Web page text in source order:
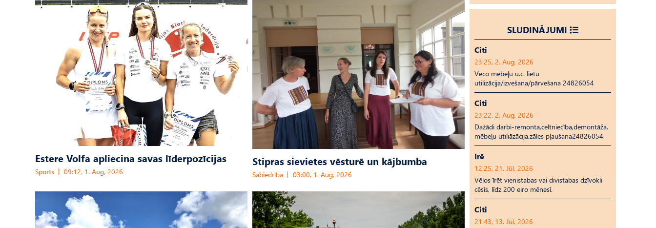
Estere Volfa apliecina savas līderpozīcijas
Sports 09:12, 1. Aug, 2026
Stipras sievietes vēsturē un kājbumba
Sabiedrība 03:00, 1. Aug, 2026
SLUDINĀJUMI
Citi
23:25, 2. Aug, 2026
Veco mēbeļu u.c. lietu
utilizācija/izvešana/pārvešana 24826054
Citi
23:22, 2. Aug, 2026
Dažādi darbi-remonta,celtniecība,demontāža,
mēbeļu utiliāzācija,zāles pļaušana24826054
Īrē
12:25, 21. Jūl, 2026
Vēlos īrēt vienistabas vai divistabas dzīvokli
cēsīs, līdz 200 eiro mēnesī.
Citi
21:43, 13. Jūl, 2026